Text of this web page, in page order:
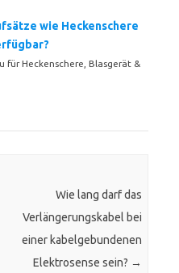
wie Heckenschere
für Heckenschere, Blasgerät &
Wie lang darf das
Verlängerungskabel bei
einer kabelgebundenen
Elektrosense sein? →